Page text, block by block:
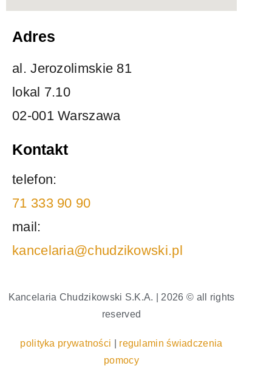
Adres
al. Jerozolimskie 81
lokal 7.10
02-001 Warszawa
Kontakt
telefon:
71 333 90 90
mail:
kancelaria@chudzikowski.pl
Kancelaria Chudzikowski S.K.A. | 2026 © all rights
reserved
polityka prywatności
regulamin świadczenia
pomocy